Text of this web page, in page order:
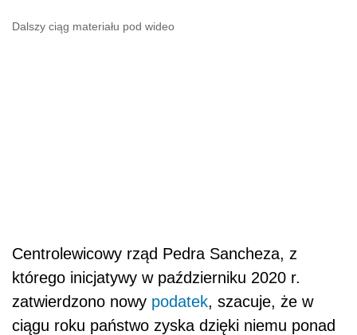
Dalszy ciąg materiału pod wideo
Centrolewicowy rząd Pedra Sancheza, z
którego inicjatywy w październiku 2020 r.
zatwierdzono nowy podatek, szacuje, że w
ciągu roku państwo zyska dzięki niemu ponad